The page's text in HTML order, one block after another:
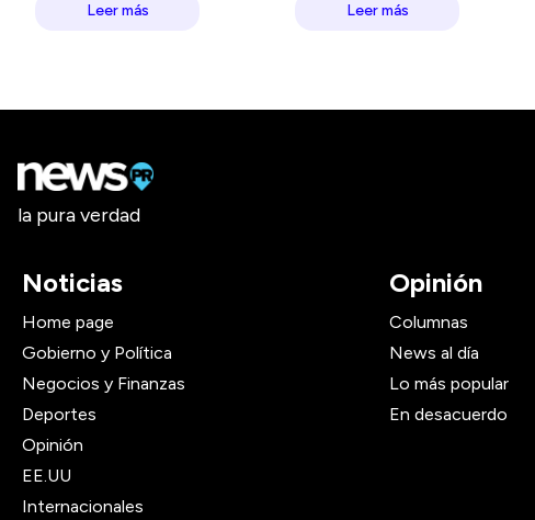
Leer más Leer más
la pura verdad
Noticias
Home page
Gobierno y Política
Negocios y Finanzas
Deportes
Opinión
EE.UU
Internacionales
Opinión
Columnas
News al día
Lo más popular
En desacuerdo